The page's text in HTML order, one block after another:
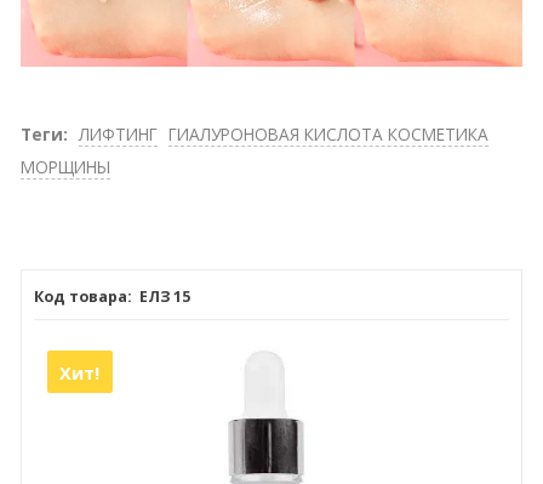
Теги: ЛИФТИНГ ГИАЛУРОНОВАЯ КИСЛОТА КОСМЕТИКА
МОРЩИНЫ
ЕЛЗ 15
Хит!